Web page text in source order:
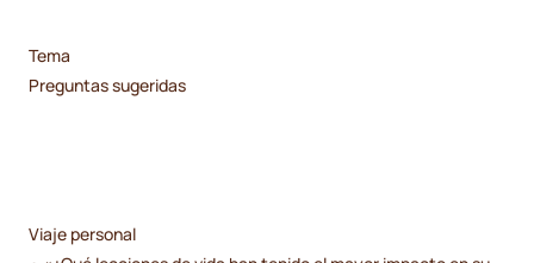
Tema
Preguntas sugeridas
Viaje personal